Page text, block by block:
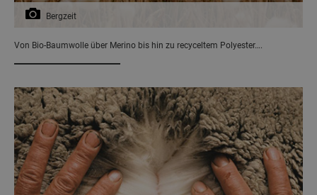
Bergzeit
Von Bio-Baumwolle über Merino bis hin zu recyceltem Polyester….